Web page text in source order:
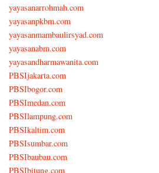
yayasanarrohmah.com
yayasanpkbm.com
yayasanmambaulirsyad.com
yayasanabm.com
yayasandharmawanita.com
PBSIjakarta.com
PBSIbogor.com
PBSImedan.com
PBSIlampung.com
PBSIkaltim.com
PBSIsumbar.com
PBSIbaubau.com
PBSIbitung.com